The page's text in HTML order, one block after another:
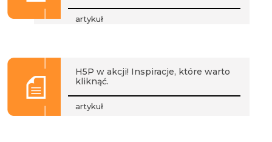
artykuł
H5P w akcji! Inspiracje, które warto
kliknąć.
artykuł